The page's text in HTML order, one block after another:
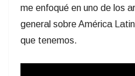
me enfoqué en uno de los
general sobre América
que tenemos.